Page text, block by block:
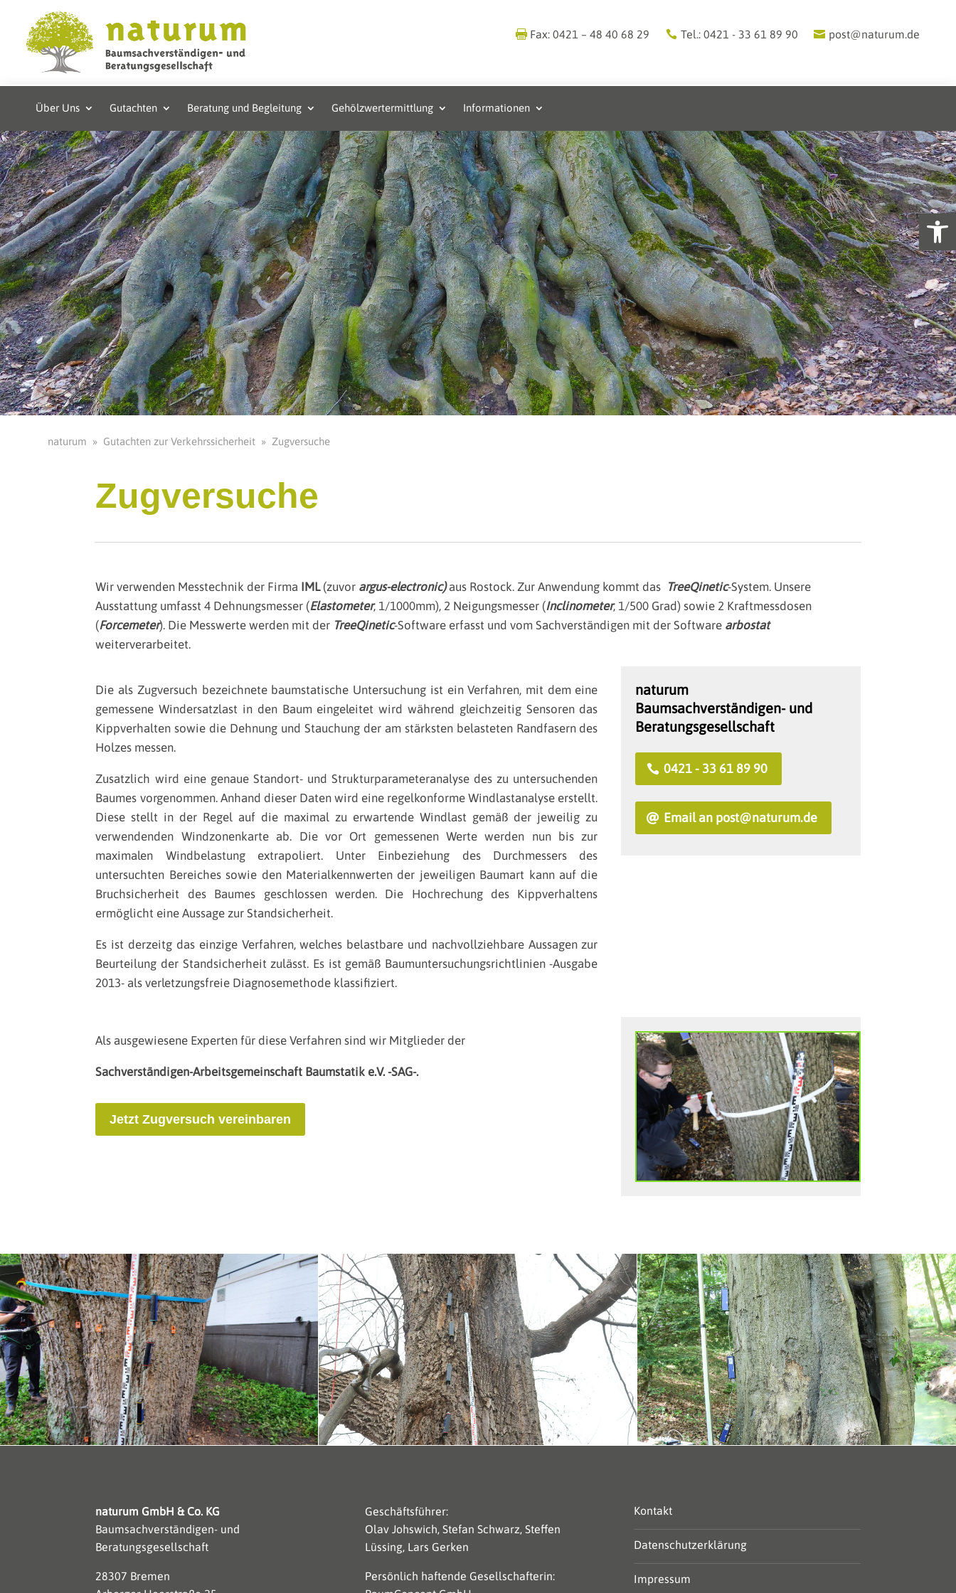
post@naturum.de
Tel.: 0421 - 33 61 89 90
Fax: 0421 – 48 40 68 29
Über Uns Gutachten Beratung und Begleitung Gehölzwertermittlung Informationen
naturum » Gutachten zur Verkehrssicherheit » Zugversuche
Zugversuche
Wir verwenden Messtechnik der Firma IML(zuvor argus-electronic)aus Rostock. Zur Anwendung kommt das TreeQinetic-System. Unsere
Ausstattung umfasst 4 Dehnungsmesser (Elastometer, 1/1000mm), 2 Neigungsmesser (Inclinometer, 1/500 Grad) sowie 2 Kraftmessdosen
(Forcemeter). Die Messwerte werden mit der TreeQinetic-Software erfasst und vom Sachverständigen mit der Software arbostat
weiterverarbeitet.
Die als Zugversuch bezeichnete baumstatische Untersuchung ist ein Verfahren, mit dem eine
gemessene Windersatzlast in den Baum eingeleitet wird während gleichzeitig Sensoren das
Kippverhalten sowie die Dehnung und Stauchung der am stärksten belasteten Randfasern des
Holzes messen.
Zusatzlich wird eine genaue Standort- und Strukturparameteranalyse des zu untersuchenden
Baumes vorgenommen. Anhand dieser Daten wird eine regelkonforme Windlastanalyse erstellt.
Diese stellt in der Regel auf die maximal zu erwartende Windlast gemäß der jeweilig zu
verwendenden Windzonenkarte ab. Die vor Ort gemessenen Werte werden nun bis zur
maximalen Windbelastung extrapoliert. Unter Einbeziehung des Durchmessers des
untersuchten Bereiches sowie den Materialkennwerten der jeweiligen Baumart kann auf die
Bruchsicherheit des Baumes geschlossen werden. Die Hochrechung des Kippverhaltens
ermöglicht eine Aussage zur Standsicherheit.
Es ist derzeitg das einzige Verfahren, welches belastbare und nachvollziehbare Aussagen zur
Beurteilung der Standsicherheit zulässt. Es ist gemäß Baumuntersuchungsrichtlinien -Ausgabe
2013- als verletzungsfreie Diagnosemethode klassifiziert.
naturum
Baumsachverständigen- und
Beratungsgesellschaft
0421 - 33 61 89 90
Email an post@naturum.de
Als ausgewiesene Experten für diese Verfahren sind wir Mitglieder der
Sachverständigen-Arbeitsgemeinschaft Baumstatik e.V. -SAG-.
Jetzt Zugversuch vereinbaren
naturum GmbH & Co. KG
Baumsachverständigen- und
Beratungsgesellschaft
28307 Bremen
Geschäftsführer:
Olav Johswich, Stefan Schwarz, Steffen
Lüssing, Lars Gerken
Persönlich haftende Gesellschafterin:
Kontakt
Datenschutzerklärung
Impressum